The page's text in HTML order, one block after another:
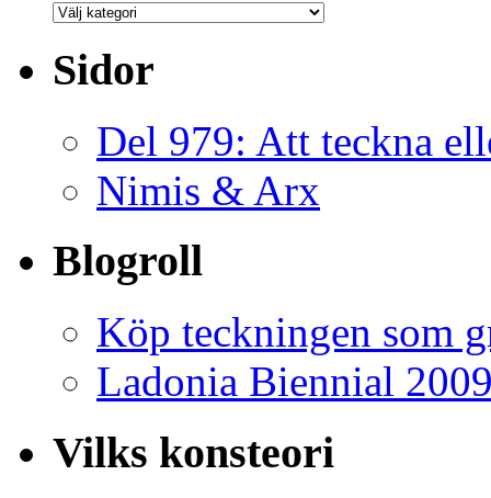
Kategorier
Sidor
Del 979: Att teckna
Nimis & Arx
Blogroll
Köp teckningen som
Ladonia Biennial
Vilks konsteori